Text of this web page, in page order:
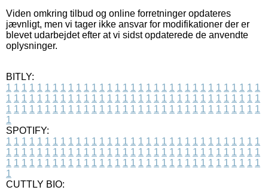
Viden omkring tilbud og online forretninger opdateres
jævnligt, men vi tager ikke ansvar for modifikationer der er
blevet udarbejdet efter at vi sidst opdaterede de anvendte
oplysninger.
BITLY:
1 1 1 1 1 1 1 1 1 1 1 1 1 1 1 1 1 1 1 1 1 1 1 1 1 1 1 1 1 1 1 1 1
1 1 1 1 1 1 1 1 1 1 1 1 1 1 1 1 1 1 1 1 1 1 1 1 1 1 1 1 1 1 1 1 1
1 1 1 1 1 1 1 1 1 1 1 1 1 1 1 1 1 1 1 1 1 1 1 1 1 1 1 1 1 1 1 1 1
1
SPOTIFY:
1 1 1 1 1 1 1 1 1 1 1 1 1 1 1 1 1 1 1 1 1 1 1 1 1 1 1 1 1 1 1 1 1
1 1 1 1 1 1 1 1 1 1 1 1 1 1 1 1 1 1 1 1 1 1 1 1 1 1 1 1 1 1 1 1 1
1 1 1 1 1 1 1 1 1 1 1 1 1 1 1 1 1 1 1 1 1 1 1 1 1 1 1 1 1 1 1 1 1
1
CUTTLY BIO: